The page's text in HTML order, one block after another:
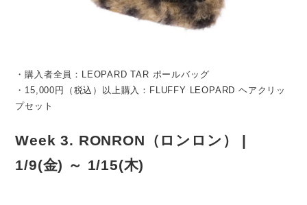
・購入者全員：LEOPARD TAR ポールバッグ
・15,000円（税込）以上購入：FLUFFY LEOPARD ヘアクリッ
プセット
Week 3. RONRON（ロンロン） |
1/9(金) ～ 1/15(木)